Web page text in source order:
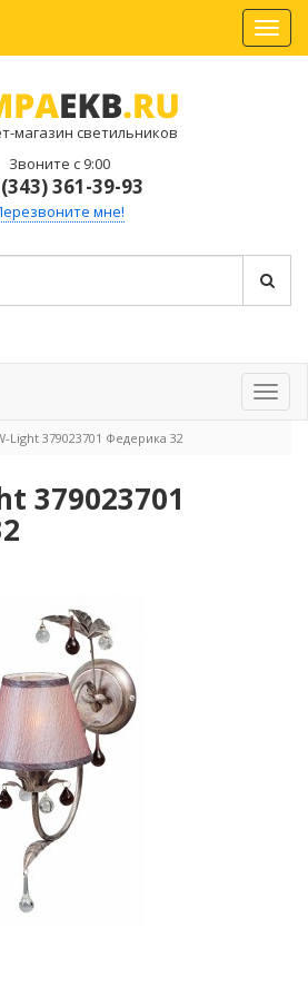
магазин светильников
Звоните с 9:00
361-39-93
мне!
Light 379023701 Федерика 32
379023701